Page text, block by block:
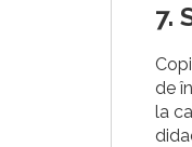
7.
de
la